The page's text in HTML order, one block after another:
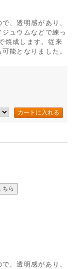
、透明感があり、
ュウムなどで練っ
焼成します。従来
能となりました。
ちら
、透明感があり、